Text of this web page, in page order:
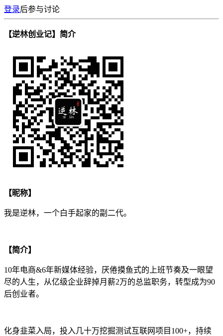
登录后参与讨论
【逆林创业记】简介
【昵称】
我是逆林，一个白手起家的副二代。
【简介】
10年电商&6年新媒体经验，厌倦摸鱼式的上班节奏及一眼望
尽的人生，从亿级企业辞掉月薪2万的总监职务，转型成为90
后创业者。
化身韭菜入局，投入几十万挖掘测试互联网项目100+，持续